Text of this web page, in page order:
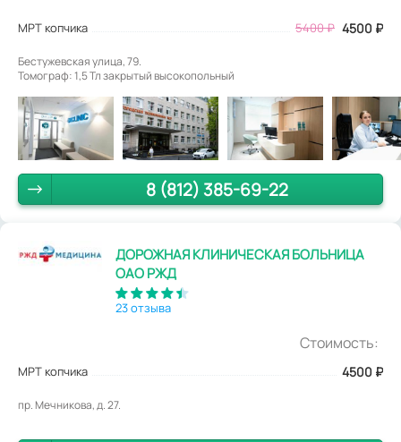
МРТ копчика 5400₽ 4500 ₽
Бестужевская улица, 79.
Томограф: 1,5 Тл закрытый высокопольный
8 (812) 385-69-22
ДОРОЖНАЯ КЛИНИЧЕСКАЯ БОЛЬНИЦА
ОАО РЖД
23 отзыва
Стоимость:
МРТ копчика 4500 ₽
пр. Мечникова, д. 27.